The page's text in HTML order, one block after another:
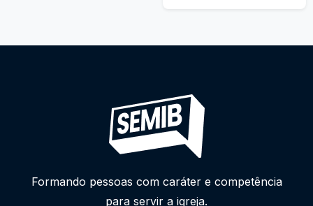
Formando pessoas com caráter e competência
para servir a igreja.